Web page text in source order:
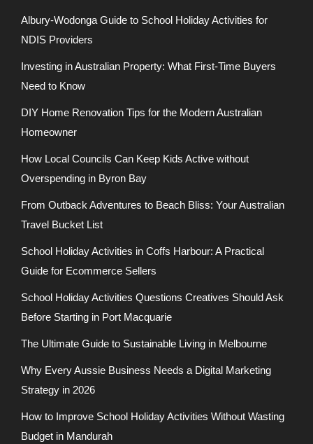
Albury-Wodonga Guide to School Holiday Activities for
NDIS Providers
Investing in Australian Property: What First-Time Buyers
Need to Know
DIY Home Renovation Tips for the Modern Australian
Homeowner
How Local Councils Can Keep Kids Active without
Overspending in Byron Bay
From Outback Adventures to Beach Bliss: Your Australian
Travel Bucket List
School Holiday Activities in Coffs Harbour: A Practical
Guide for Ecommerce Sellers
School Holiday Activities Questions Creatives Should Ask
Before Starting in Port Macquarie
The Ultimate Guide to Sustainable Living in Melbourne
Why Every Aussie Business Needs a Digital Marketing
Strategy in 2026
How to Improve School Holiday Activities Without Wasting
Budget in Mandurah